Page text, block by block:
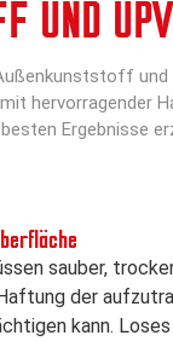
UND
und
hervorragender
Ergebnisse
sauber,
der
kann.